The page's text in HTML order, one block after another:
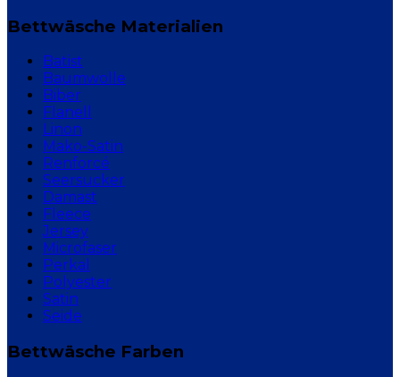
Bettwäsche Materialien
Batist
Baumwolle
Biber
Flanell
Linon
Mako-Satin
Renforcé
Seersucker
Damast
Fleece
Jersey
Microfaser
Perkal
Polyester
Satin
Seide
Bettwäsche Farben